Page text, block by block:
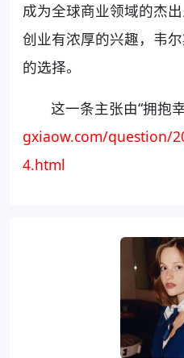
成为全球商业领域的杰
创业有浓厚的兴趣，韦
的选择。
这一条主张由“拥抱
gxiaow.com/question/
4.html